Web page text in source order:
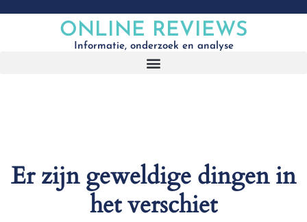
ONLINE REVIEWS
Informatie, onderzoek en analyse
Er zijn geweldige dingen in
het verschiet